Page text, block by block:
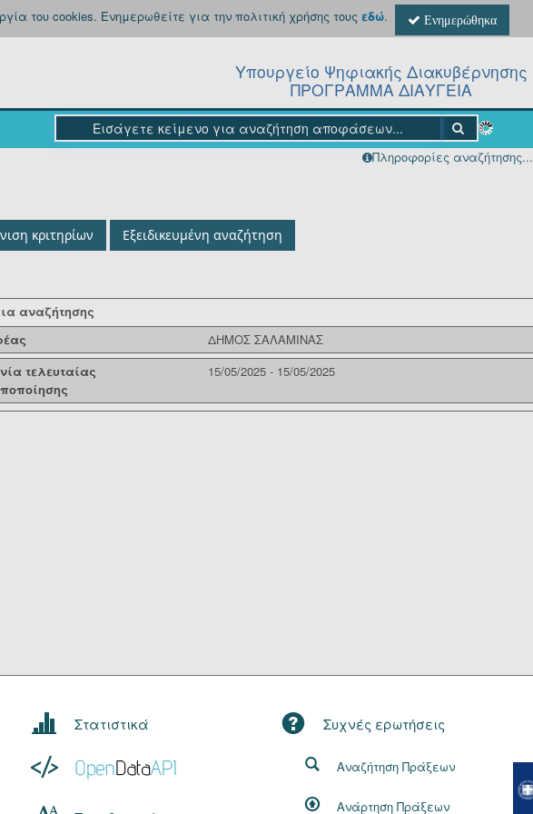
του cookies. Ενημερωθείτε για την πολιτική χρήσης τους εδώ. Ενημερώθηκα
Υπουργείο Ψηφιακής Διακυβέρνησης
ΠΡΟΓΡΑΜΜΑ ΔΙΑΥΓΕΙΑ
Πληροφορίες αναζήτησης...
κριτηρίων Εξειδικευμένη αναζήτηση
αναζήτησης
ΔΗΜΟΣ ΣΑΛΑΜΙΝΑΣ
τελευταίας
15/05/2025 - 15/05/2025
Στατιστικά Συχνές ερωτήσεις
Αναζήτηση Πράξεων
Ανάρτηση Πράξεων